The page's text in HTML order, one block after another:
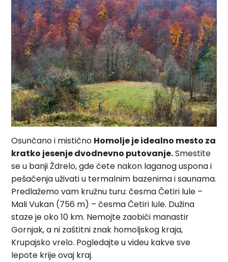
Osunčano i mistično Homolje je idealno mesto za
kratko jesenje dvodnevno putovanje.Smestite
se u banji Ždrelo, gde ćete nakon laganog uspona i
pešačenja uživati u termalnim bazenima i saunama.
Predlažemo vam kružnu turu: česma Četiri lule –
Mali Vukan (756 m) – česma Četiri lule. Dužina
staze je oko 10 km. Nemojte zaobići manastir
Gornjak, a ni zaštitni znak homoljskog kraja,
Krupajsko vrelo. Pogledajte u videu kakve sve
lepote krije ovaj kraj.